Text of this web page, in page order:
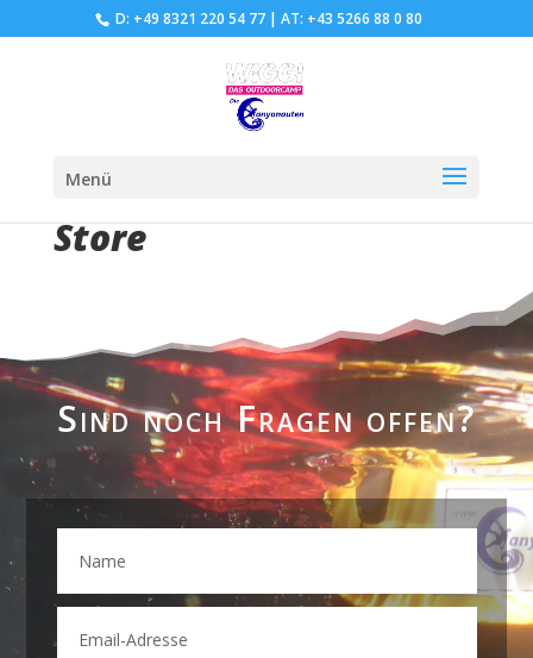
D: +49 8321 220 54 77| AT: +43 5266 88 0 80
Menü
Store
Sind noch Fragen offen?